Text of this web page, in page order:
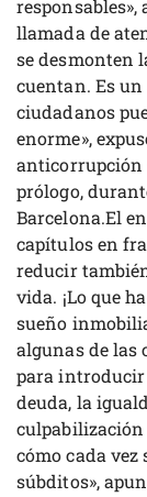
llamada de
se desmonten
cuentan. Es
ciudadanos
enorme»,
anticorrupción
prólogo,
Barcelona.El
capítulos en
reducir
vida. ¡Lo que
sueño
algunas de las
para introducir
deuda, la
culpabilización
cómo cada
súbditos»,